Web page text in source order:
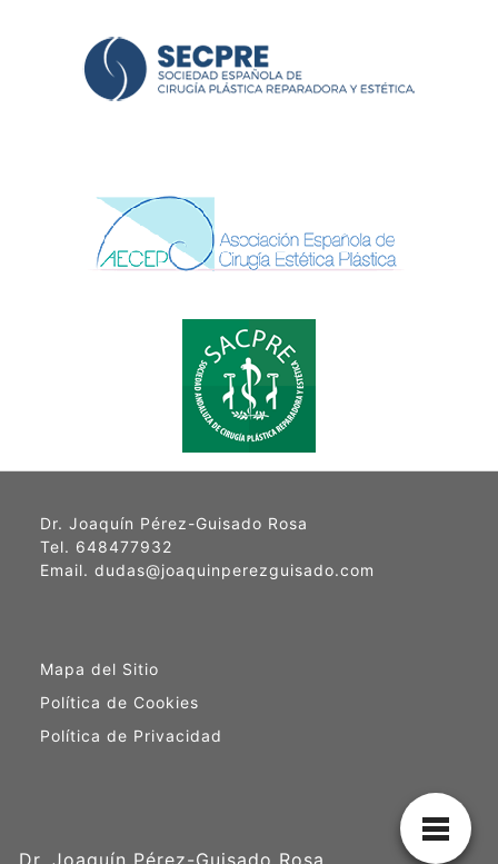
Dr. Joaquín Pérez-Guisado Rosa
Tel. 648477932
Email. dudas@joaquinperezguisado.com
Mapa del Sitio
Política de Cookies
Política de Privacidad